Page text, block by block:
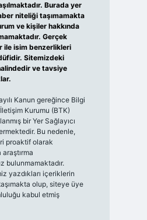
Burada yer
niteliği taşımamakta
ve kişiler hakkında
Gerçek
ile isim benzerlikleri
Sitemizdeki
ve tavsiye
Kanun gereğince Bilgi
Kurumu (BTK)
bir Yer Sağlayıcı
Bu nedenle,
proaktif olarak
bulunmamaktadır.
yazdıkları içeriklerin
olup, siteye üye
kabul etmiş